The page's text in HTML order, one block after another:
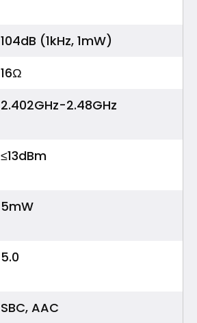
104dB (1kHz, 1mW)
16Ω
2.402GHz-2.48GHz
≤13dBm
5mW
5.0
SBC, AAC